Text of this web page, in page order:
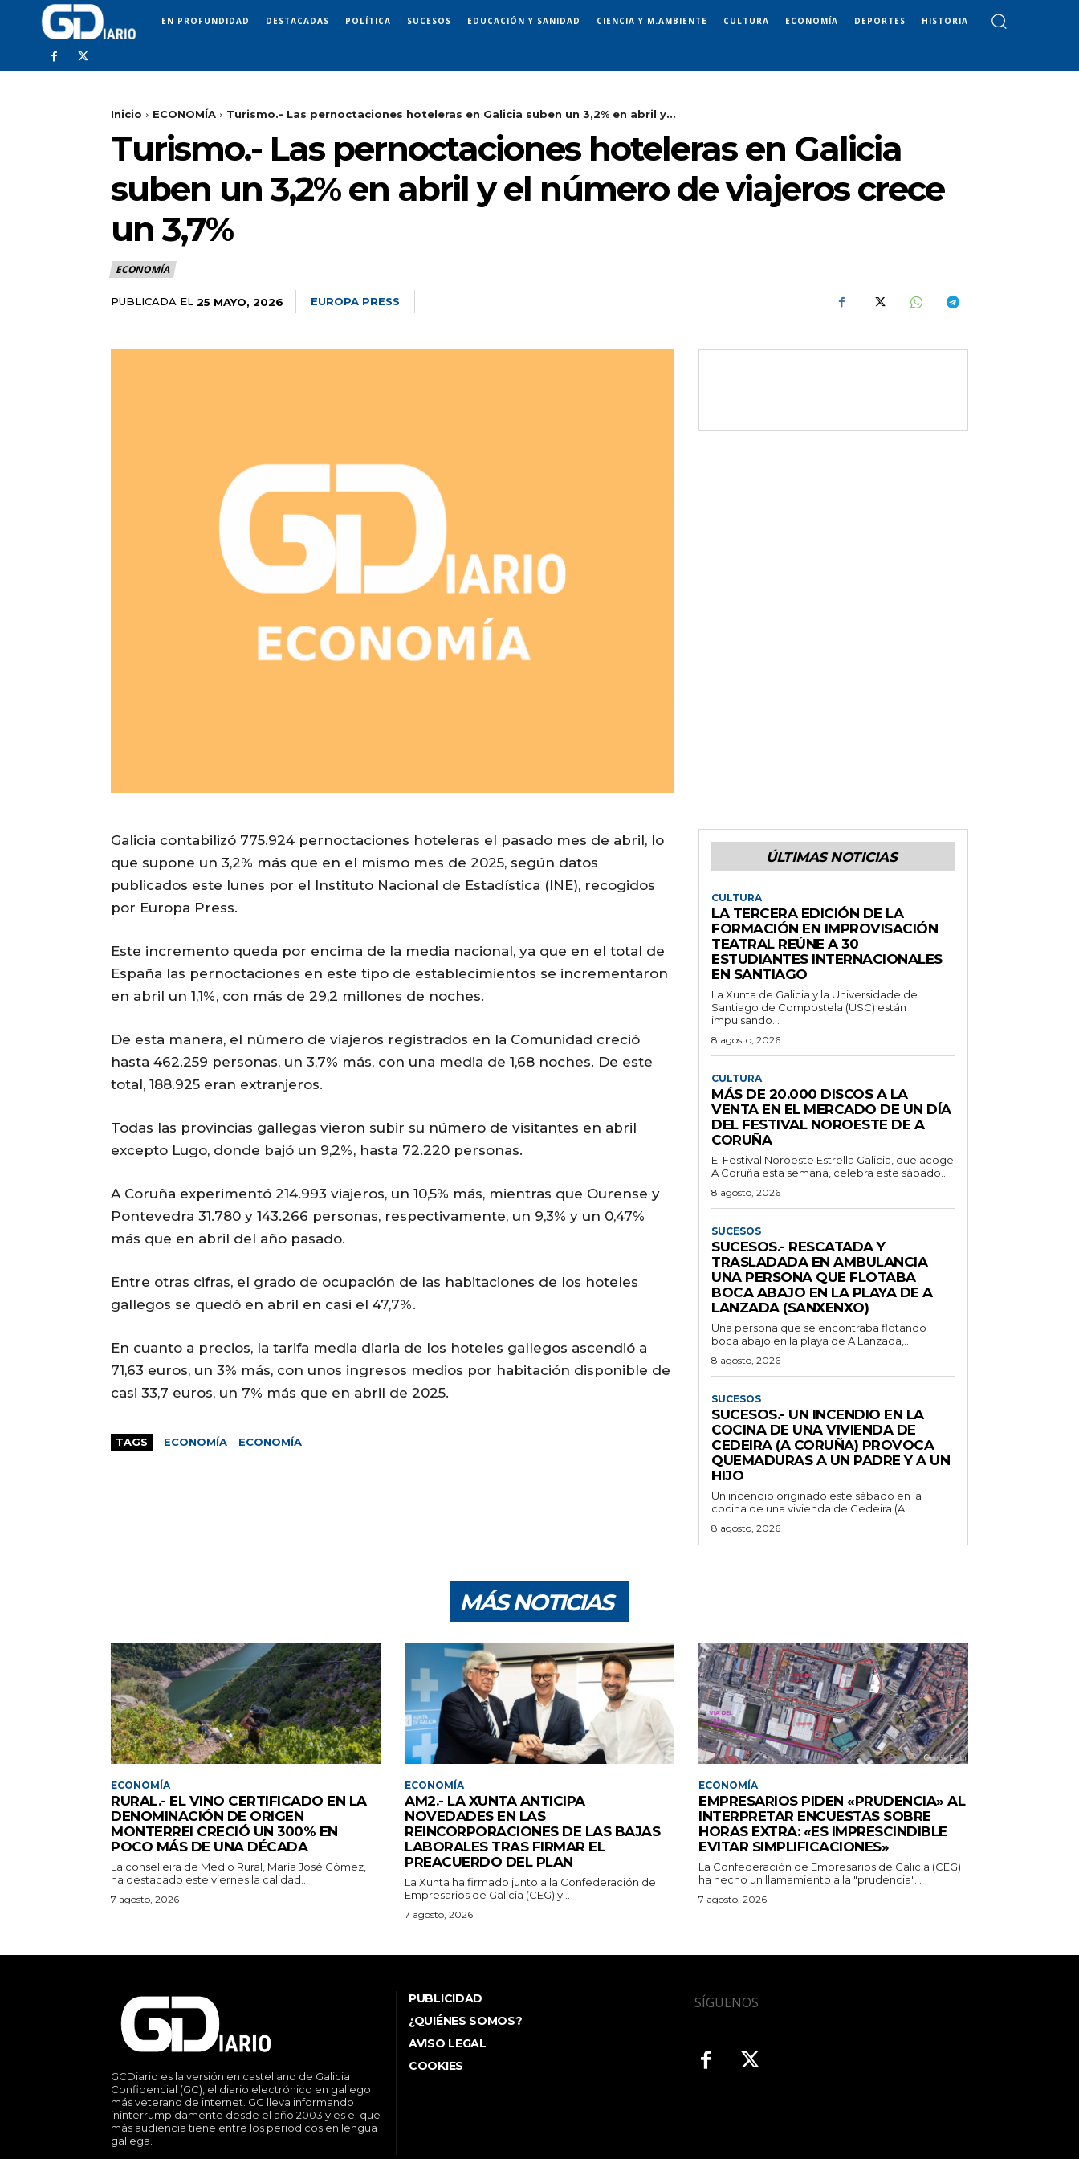
EN PROFUNDIDAD DESTACADAS POLÍTICA SUCESOS EDUCACIÓN Y SANIDAD CIENCIA Y M.AMBIENTE CULTURA ECONOMÍA DEPORTES HISTORIA
Inicio ECONOMÍA Turismo.- Las pernoctaciones hoteleras en Galicia suben un 3,2% en abril y...
Turismo.- Las pernoctaciones hoteleras en Galicia
suben un 3,2% en abril y el número de viajeros crece
un 3,7%
ECONOMÍA
PUBLICADA EL 25 MAYO, 2026 EUROPA PRESS
Galicia contabilizó 775.924 pernoctaciones hoteleras el pasado mes de abril, lo
que supone un 3,2% más que en el mismo mes de 2025, según datos
publicados este lunes por el Instituto Nacional de Estadística (INE), recogidos
por Europa Press.
Este incremento queda por encima de la media nacional, ya que en el total de
España las pernoctaciones en este tipo de establecimientos se incrementaron
en abril un 1,1%, con más de 29,2 millones de noches.
De esta manera, el número de viajeros registrados en la Comunidad creció
hasta 462.259 personas, un 3,7% más, con una media de 1,68 noches. De este
total, 188.925 eran extranjeros.
Todas las provincias gallegas vieron subir su número de visitantes en abril
excepto Lugo, donde bajó un 9,2%, hasta 72.220 personas.
A Coruña experimentó 214.993 viajeros, un 10,5% más, mientras que Ourense y
Pontevedra 31.780 y 143.266 personas, respectivamente, un 9,3% y un 0,47%
más que en abril del año pasado.
Entre otras cifras, el grado de ocupación de las habitaciones de los hoteles
gallegos se quedó en abril en casi el 47,7%.
En cuanto a precios, la tarifa media diaria de los hoteles gallegos ascendió a
71,63 euros, un 3% más, con unos ingresos medios por habitación disponible de
casi 33,7 euros, un 7% más que en abril de 2025.
TAGS ECONOMÍA ECONOMÍA
ÚLTIMAS NOTICIAS
CULTURA
LA TERCERA EDICIÓN DE LA
FORMACIÓN EN IMPROVISACIÓN
TEATRAL REÚNE A 30
ESTUDIANTES INTERNACIONALES
EN SANTIAGO
La Xunta de Galicia y la Universidade de
Santiago de Compostela (USC) están
impulsando...
8 agosto, 2026
CULTURA
MÁS DE 20.000 DISCOS A LA
VENTA EN EL MERCADO DE UN DÍA
DEL FESTIVAL NOROESTE DE A
CORUÑA
El Festival Noroeste Estrella Galicia, que acoge
A Coruña esta semana, celebra este sábado...
8 agosto, 2026
SUCESOS
SUCESOS.- RESCATADA Y
TRASLADADA EN AMBULANCIA
UNA PERSONA QUE FLOTABA
BOCA ABAJO EN LA PLAYA DE A
LANZADA (SANXENXO)
Una persona que se encontraba flotando
boca abajo en la playa de A Lanzada,...
8 agosto, 2026
SUCESOS
SUCESOS.- UN INCENDIO EN LA
COCINA DE UNA VIVIENDA DE
CEDEIRA (A CORUÑA) PROVOCA
QUEMADURAS A UN PADRE Y A UN
HIJO
Un incendio originado este sábado en la
cocina de una vivienda de Cedeira (A...
8 agosto, 2026
MÁS NOTICIAS
ECONOMÍA
RURAL.- EL VINO CERTIFICADO EN LA
DENOMINACIÓN DE ORIGEN
MONTERREI CRECIÓ UN 300% EN
POCO MÁS DE UNA DÉCADA
La conselleira de Medio Rural, María José Gómez,
ha destacado este viernes la calidad...
7 agosto, 2026
ECONOMÍA
AM2.- LA XUNTA ANTICIPA
NOVEDADES EN LAS
REINCORPORACIONES DE LAS BAJAS
LABORALES TRAS FIRMAR EL
PREACUERDO DEL PLAN
La Xunta ha firmado junto a la Confederación de
Empresarios de Galicia (CEG) y...
7 agosto, 2026
ECONOMÍA
EMPRESARIOS PIDEN «PRUDENCIA» AL
INTERPRETAR ENCUESTAS SOBRE
HORAS EXTRA: «ES IMPRESCINDIBLE
EVITAR SIMPLIFICACIONES»
La Confederación de Empresarios de Galicia (CEG)
ha hecho un llamamiento a la "prudencia"...
7 agosto, 2026
GCDiario es la versión en castellano de Galicia
Confidencial (GC), el diario electrónico en gallego
más veterano de internet. GC lleva informando
ininterrumpidamente desde el año 2003 y es el que
más audiencia tiene entre los periódicos en lengua
gallega.
PUBLICIDAD
¿QUIÉNES SOMOS?
AVISO LEGAL
COOKIES
SÍGUENOS